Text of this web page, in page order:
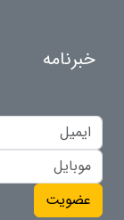
خبرنامه
عضویت